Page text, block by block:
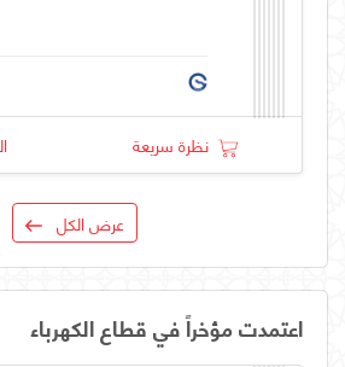
نظرة سريعة
عرض الكل
اعتمدت مؤخراً في قطاع الكهرباء